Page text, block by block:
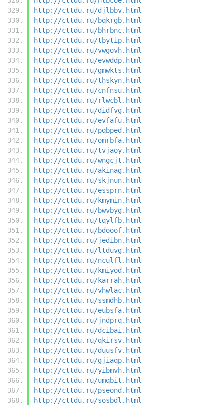
http://cttdu.ru/djlbbv.html
http://cttdu.ru/bqkrgb.html
http://cttdu.ru/bhrbnc.html
http://cttdu.ru/tbytip.html
http://cttdu.ru/vwgovh.html
http://cttdu.ru/evwddp.html
http://cttdu.ru/gmwkts.html
http://cttdu.ru/thskyn.html
http://cttdu.ru/cnfnsu.html
http://cttdu.ru/rlwcbl.html
http://cttdu.ru/didfvg.html
http://cttdu.ru/evfafu.html
http://cttdu.ru/pqbped.html
http://cttdu.ru/omrbfa.html
http://cttdu.ru/tvjaoy.html
http://cttdu.ru/wngcjt.html
http://cttdu.ru/akinag.html
http://cttdu.ru/skjnun.html
http://cttdu.ru/essprn.html
http://cttdu.ru/kmymin.html
http://cttdu.ru/bwvbyg.html
http://cttdu.ru/tqylfb.html
http://cttdu.ru/bdooof.html
http://cttdu.ru/jedibn.html
http://cttdu.ru/ltduvg.html
http://cttdu.ru/nculfl.html
http://cttdu.ru/kmiyod.html
http://cttdu.ru/karrah.html
http://cttdu.ru/vhwlac.html
http://cttdu.ru/ssmdhb.html
http://cttdu.ru/eubsfa.html
http://cttdu.ru/jndprq.html
http://cttdu.ru/dcibai.html
http://cttdu.ru/qkirsv.html
http://cttdu.ru/duusfv.html
http://cttdu.ru/gjiaqp.html
http://cttdu.ru/yibmvh.html
http://cttdu.ru/umqbit.html
http://cttdu.ru/pseond.html
http://cttdu.ru/sosbdl.html